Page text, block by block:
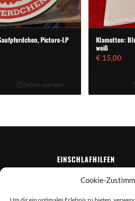
Cookie-
Picture-LP
Details anzeigen
Klamotten:
weiß
€15,00
EINSCHLAFHILFEN